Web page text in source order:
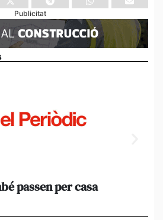
Publicitat
passen per casa